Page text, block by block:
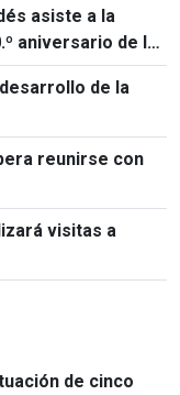
asiste a la
aniversario de las
de la
reunirse con
visitas a
de cinco